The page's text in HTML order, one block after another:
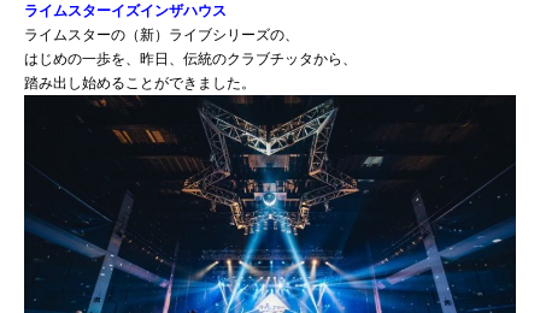
しかしこの日は訳あって
本当は一番リハしたいパートを
ヤツらへのサプライズのため
やらずにおかなければならなんだ。
ヤツらを欺くため、
これがウワサの『バイブス棒』っす。
早速手に取り色々試してみる。
決して安いグッズじゃないんで
「そんなん作ってどうすんの？」
なんて思いもなくはなかったのだが
手に取ってみると意外とカワイイ。
音出し機能はまあ、そんなとこよねってな音量だったけど
カラーヴァリエーションが豊富で相当遊べました。
コールはできてもレスポンスはできない
コロナ禍におけるLIVEの楽しみ方を模索する中での
苦肉の策だったわけだけど
みんなと一体感出すには十分役立ってたと思うなあ。
ライムスターイズインザハウス
ライムスターの（新）ライブシリーズの、
はじめの一歩を、昨日、伝統のクラブチッタから、
踏み出し始めることができました。